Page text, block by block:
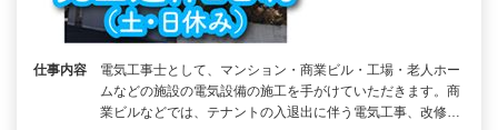
仕事内容
電気工事士として、マンション・商業ビル・工場・老人ホー
ムなどの施設の電気設備の施工を手がけていただきます。商
業ビルなどでは、テナントの入退出に伴う電気工事、改修…